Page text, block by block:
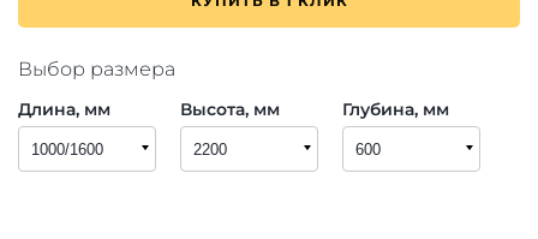
Выбор размера
Длина, мм Высота, мм Глубина, мм